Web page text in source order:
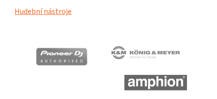
Hudební nástroje